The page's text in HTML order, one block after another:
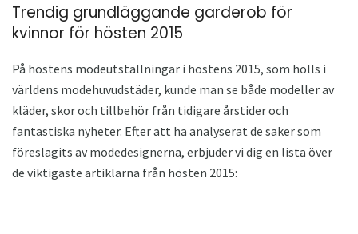
Trendig grundläggande garderob för
kvinnor för hösten 2015
På höstens modeutställningar i höstens 2015, som hölls i
världens modehuvudstäder, kunde man se både modeller av
kläder, skor och tillbehör från tidigare årstider och
fantastiska nyheter. Efter att ha analyserat de saker som
föreslagits av modedesignerna, erbjuder vi dig en lista över
de viktigaste artiklarna från hösten 2015: